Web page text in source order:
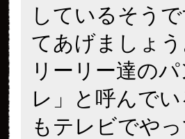
しているそう
てあげましょ
リーリー達の
レ」と呼んで
もテレビでや